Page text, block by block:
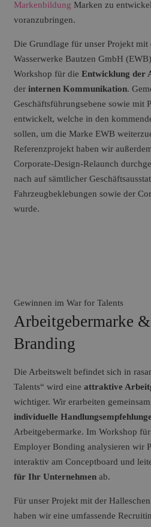
Markenbildung Marken zu
voranzubringen.
Die Grundlage für unser Projekt mit
Wasserwerke Bautzen GmbH
Workshop für die Entwicklung der
der internen Kommunikation.
Geschäftsführungsebene sowie mit
entwickelt, welche in den
sollen, um die Marke EWB
Referenzprojekt haben wir
Corporate-Design-Relaunch
nach auf sämtlicher
Fahrzeugbeklebungen sowie der
wurde.
Gewinnen im War for Talents
Arbeitgebermarke
Branding
Die Arbeitswelt befindet sich in
Talents“ wird eine attraktive
wichtiger. Wir erarbeiten
individuelle
Arbeitgebermarke. Im Workshop für
Employer Bonding analysieren wir
interaktiv am Conceptboard und
für Ihr Unternehmenab.
Für unser Projekt mit der
haben wir eine umfassende